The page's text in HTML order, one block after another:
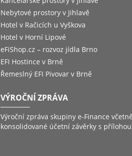
Nebytové prostory v Jihlavě
Hotel v Račicích u Vyškova
Hotel v Horní Lipové
eFiShop.cz – rozvoz jídla Brno
EFI Hostince v Brně
Řemeslný EFI Pivovar v Brně
VÝROČNÍ ZPRÁVA
Výroční zpráva skupiny e-Finance včetně
konsolidované účetní závěrky s přílohou